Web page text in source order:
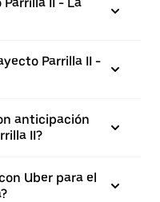
Parrilla II -
anticipación
II?
Uber para el